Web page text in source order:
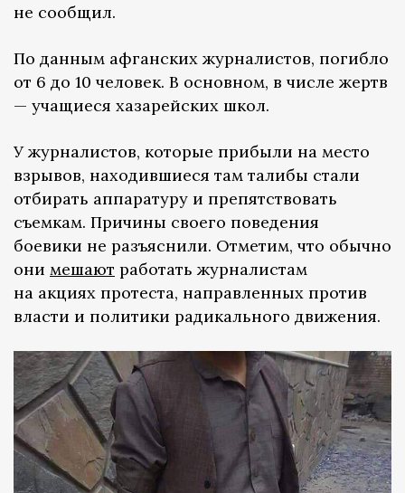
не сообщил.
По данным афганских журналистов, погибло
от 6 до 10 человек. В основном, в числе жертв
— учащиеся хазарейских школ.
У журналистов, которые прибыли на место
взрывов, находившиеся там талибы стали
отбирать аппаратуру и препятствовать
съемкам. Причины своего поведения
боевики не разъяснили. Отметим, что обычно
они мешают работать журналистам
на акциях протеста, направленных против
власти и политики радикального движения.